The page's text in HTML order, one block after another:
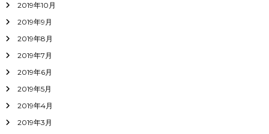
2019年10月
2019年9月
2019年8月
2019年7月
2019年6月
2019年5月
2019年4月
2019年3月